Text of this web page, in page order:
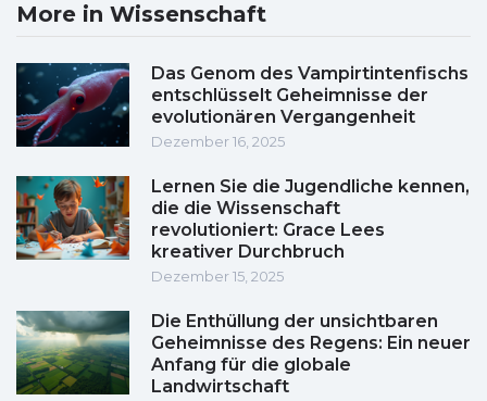
More in Wissenschaft
Das Genom des Vampirtintenfischs
entschlüsselt Geheimnisse der
evolutionären Vergangenheit
Dezember 16, 2025
Lernen Sie die Jugendliche kennen,
die die Wissenschaft
revolutioniert: Grace Lees
kreativer Durchbruch
Dezember 15, 2025
Die Enthüllung der unsichtbaren
Geheimnisse des Regens: Ein neuer
Anfang für die globale
Landwirtschaft